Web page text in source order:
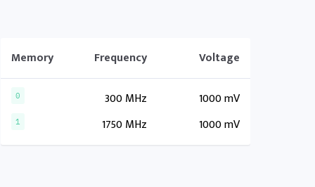
Memory Frequency Voltage
0 300 MHz 1000 mV
1 1750 MHz 1000 mV